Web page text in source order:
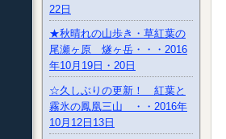
22日
★秋晴れの山歩き・草紅葉の
尾瀬ヶ原 燧ヶ岳・・・2016
年10月19日・20日
☆久しぶりの更新！ 紅葉と
霧氷の鳳凰三山 ・・2016年
10月12日13日